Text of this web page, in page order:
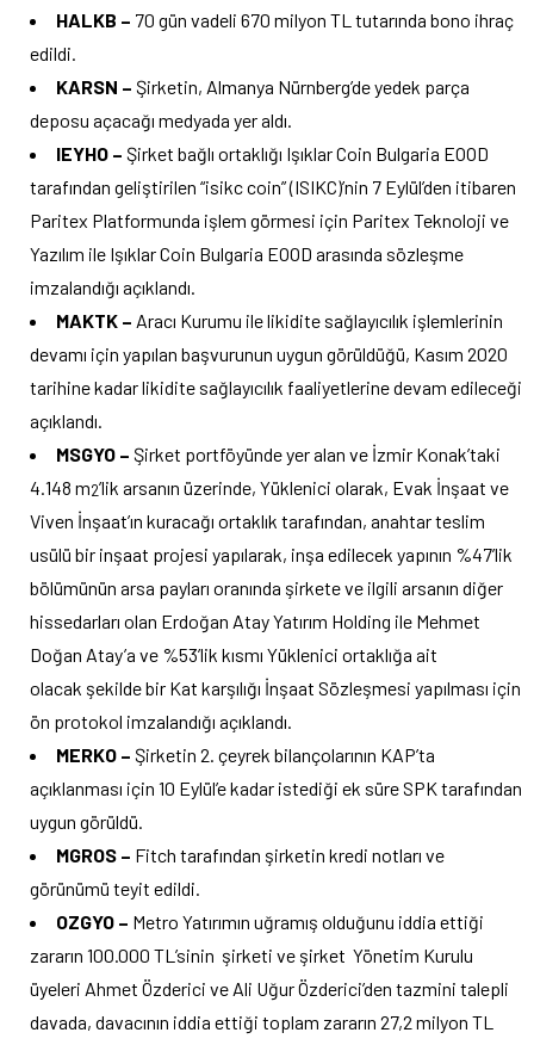
HALKB – 70 gün vadeli 670 milyon TL tutarında bono ihraç
edildi.
KARSN – Şirketin, Almanya Nürnberg’de yedek parça
deposu açacağı medyada yer aldı.
IEYHO – Şirket bağlı ortaklığı Işıklar Coin Bulgaria EOOD
tarafından geliştirilen “isikc coin” (ISIKC)’nin 7 Eylül’den itibaren
Paritex Platformunda işlem görmesi için Paritex Teknoloji ve
Yazılım ile Işıklar Coin Bulgaria EOOD arasında sözleşme
imzalandığı açıklandı.
MAKTK – Aracı Kurumu ile likidite sağlayıcılık işlemlerinin
devamı için yapılan başvurunun uygun görüldüğü, Kasım 2020
tarihine kadar likidite sağlayıcılık faaliyetlerine devam edileceği
açıklandı.
MSGYO – Şirket portföyünde yer alan ve İzmir Konak’taki
4.148 m2’lik arsanın üzerinde, Yüklenici olarak, Evak İnşaat ve
Viven İnşaat’ın kuracağı ortaklık tarafından, anahtar teslim
usülü bir inşaat projesi yapılarak, inşa edilecek yapının %47’lik
bölümünün arsa payları oranında şirkete ve ilgili arsanın diğer
hissedarları olan Erdoğan Atay Yatırım Holding ile Mehmet
Doğan Atay’a ve %53’lik kısmı Yüklenici ortaklığa ait
olacak şekilde bir Kat karşılığı İnşaat Sözleşmesi yapılması için
ön protokol imzalandığı açıklandı.
MERKO – Şirketin 2. çeyrek bilançolarının KAP’ta
açıklanması için 10 Eylül’e kadar istediği ek süre SPK tarafından
uygun görüldü.
MGROS – Fitch tarafından şirketin kredi notları ve
görünümü teyit edildi.
OZGYO – Metro Yatırımın uğramış olduğunu iddia ettiği
zararın 100.000 TL’sinin şirketi ve şirket Yönetim Kurulu
üyeleri Ahmet Özderici ve Ali Uğur Özderici’den tazmini talepli
davada, davacının iddia ettiği toplam zararın 27,2 milyon TL